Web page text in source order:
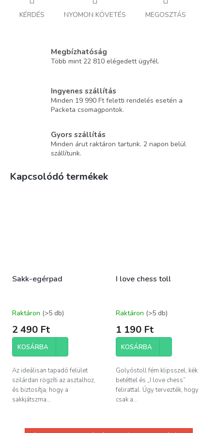
KÉRDÉS NYOMON KÖVETÉS MEGOSZTÁS
Megbízhatóság
Több mint 22 810 elégedett ügyfél.
Ingyenes szállítás
Minden 19 990 Ft feletti rendelés esetén a
Packeta csomagpontok.
Gyors szállítás
Minden árut raktáron tartunk. 2 napon belül
szállítunk.
Kapcsolódó termékek
Sakk-egérpad
Raktáron (>5 db)
2 490 Ft
KOSÁRBA
Az ideálisan tapadó felület
szilárdan rögzíti az asztalhoz,
és biztosítja, hogy a
sakkjátszma...
I love chess toll
Raktáron (>5 db)
1 190 Ft
KOSÁRBA
Golyóstoll fém klipsszel, kék
betéttel és „I love chess”
felirattal. Úgy tervezték, hogy
csak a...